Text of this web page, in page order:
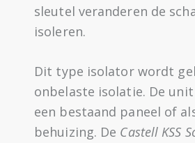
sleutel veranderen de
isoleren.
Dit type isolator wordt
onbelaste isolatie. De
een bestaand paneel of
behuizing. De Castell KSS